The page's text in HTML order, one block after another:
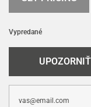
Vypredané